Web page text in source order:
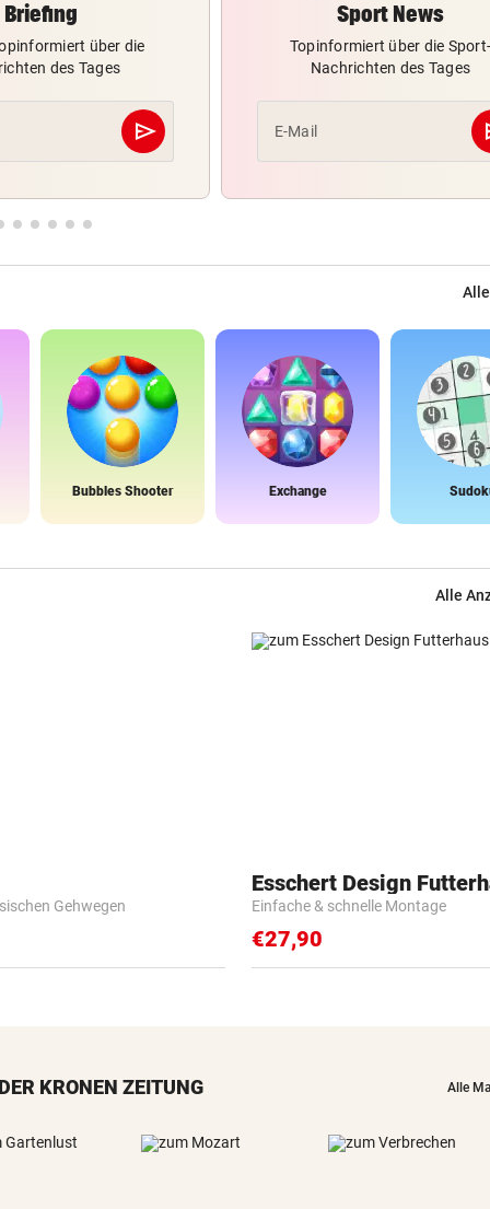
Briefing
über die
des Tages
send
Abschicken
Sport News
Topinformiert über die Sport-
Nachrichten des Tages
E-Mail
Bubbles Shooter Exchange
Alle
Gehwegen
Esschert Design
Einfache & schnelle Montage
€27,90
KRONEN ZEITUNG Alle